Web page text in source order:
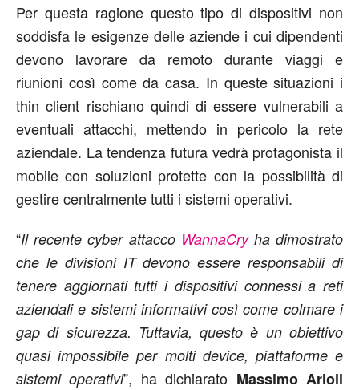
Per questa ragione questo tipo di dispositivi non
soddisfa le esigenze delle aziende i cui dipendenti
devono lavorare da remoto durante viaggi e
riunioni così come da casa. In queste situazioni i
thin client rischiano quindi di essere vulnerabili a
eventuali attacchi, mettendo in pericolo la rete
aziendale. La tendenza futura vedrà protagonista il
mobile con soluzioni protette con la possibilità di
gestire centralmente tutti i sistemi operativi.
“Il recente cyber attacco WannaCry ha dimostrato
che le divisioni IT devono essere responsabili di
tenere aggiornati tutti i dispositivi connessi a reti
aziendali e sistemi informativi così come colmare i
gap di sicurezza. Tuttavia, questo è un obiettivo
quasi impossibile per molti device, piattaforme e
sistemi operativi”, ha dichiarato Massimo Arioli